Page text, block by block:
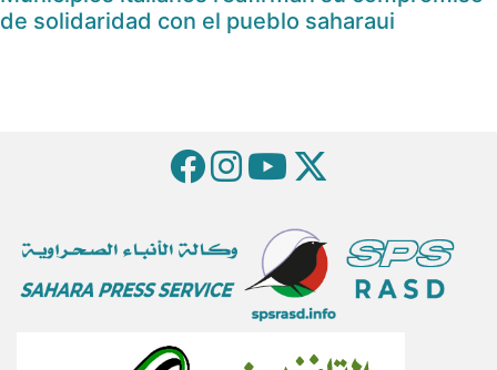
de solidaridad con el pueblo saharaui